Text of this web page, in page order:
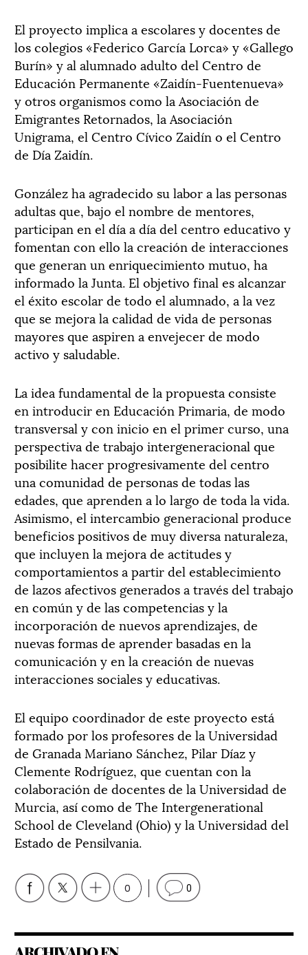
El proyecto implica a escolares y docentes de
los colegios «Federico García Lorca» y «Gallego
Burín» y al alumnado adulto del Centro de
Educación Permanente «Zaidín-Fuentenueva»
y otros organismos como la Asociación de
Emigrantes Retornados, la Asociación
Unigrama, el Centro Cívico Zaidín o el Centro
de Día Zaidín.
González ha agradecido su labor a las personas
adultas que, bajo el nombre de mentores,
participan en el día a día del centro educativo y
fomentan con ello la creación de interacciones
que generan un enriquecimiento mutuo, ha
informado la Junta. El objetivo final es alcanzar
el éxito escolar de todo el alumnado, a la vez
que se mejora la calidad de vida de personas
mayores que aspiren a envejecer de modo
activo y saludable.
La idea fundamental de la propuesta consiste
en introducir en Educación Primaria, de modo
transversal y con inicio en el primer curso, una
perspectiva de trabajo intergeneracional que
posibilite hacer progresivamente del centro
una comunidad de personas de todas las
edades, que aprenden a lo largo de toda la vida.
Asimismo, el intercambio generacional produce
beneficios positivos de muy diversa naturaleza,
que incluyen la mejora de actitudes y
comportamientos a partir del establecimiento
de lazos afectivos generados a través del trabajo
en común y de las competencias y la
incorporación de nuevos aprendizajes, de
nuevas formas de aprender basadas en la
comunicación y en la creación de nuevas
interacciones sociales y educativas.
El equipo coordinador de este proyecto está
formado por los profesores de la Universidad
de Granada Mariano Sánchez, Pilar Díaz y
Clemente Rodríguez, que cuentan con la
colaboración de docentes de la Universidad de
Murcia, así como de The Intergenerational
School de Cleveland (Ohio) y la Universidad del
Estado de Pensilvania.
0 0